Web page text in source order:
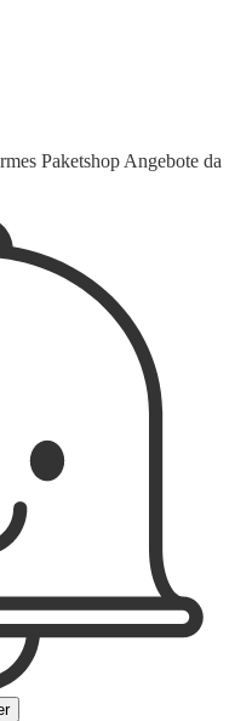
Paketshop Angebote da